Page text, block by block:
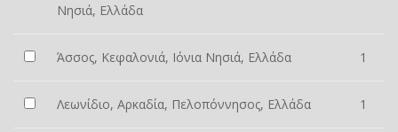
Νησιά, Ελλάδα
Άσσος, Κεφαλονιά, Ιόνια Νησιά, Ελλάδα 1
Λεωνίδιο, Αρκαδία, Πελοπόννησος, Ελλάδα 1